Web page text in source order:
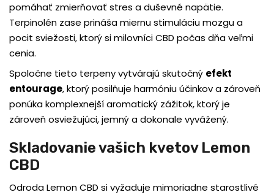
pomáhať zmierňovať stres a duševné napätie.
Terpinolén zase prináša miernu stimuláciu mozgu a
pocit sviežosti, ktorý si milovníci CBD počas dňa veľmi
cenia.
Spoločne tieto terpeny vytvárajú skutočný efekt
entourage, ktorý posilňuje harmóniu účinkov a zároveň
ponúka komplexnejší aromatický zážitok, ktorý je
zároveň osviežujúci, jemný a dokonale vyvážený.
Skladovanie vašich kvetov Lemon
CBD
Odroda Lemon CBD si vyžaduje mimoriadne starostlivé